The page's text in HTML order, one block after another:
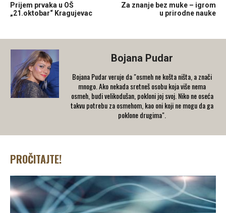
Prijem prvaka u OŠ
„21.oktobar“ Kragujevac
Za znanje bez muke – igrom
u prirodne nauke
Bojana Pudar
Bojana Pudar veruje da "osmeh ne košta ništa, a znači
mnogo. Ako nekada sretneš osobu koja više nema
osmeh, budi velikodušan, pokloni joj svoj. Niko ne oseća
takvu potrebu za osmehom, kao oni koji ne mogu da ga
poklone drugima".
PROČITAJTE!